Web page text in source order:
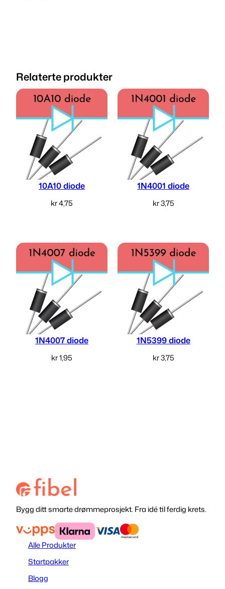
Relaterte produkter
10A10 diode
kr4,75
1N4001 diode
kr3,75
1N4007 diode
kr1,95
1N5399 diode
kr3,75
Bygg ditt smarte drømmeprosjekt. Fra idé til ferdig krets.
Alle Produkter
Startpakker
Blogg